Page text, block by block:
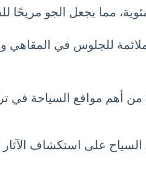
للجلوس في المقاهي
على استكشاف